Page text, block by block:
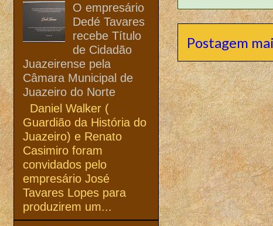
Postagem
O empresário
Dedé Tavares
recebe Título
de Cidadão
Juazeirense pela
Câmara Municipal de
Juazeiro do Norte
Daniel Walker (
Guardião da História do
Juazeiro) e Renato
Casimiro foram
convidados pelo
empresário José
Tavares Lopes para
produzirem um...